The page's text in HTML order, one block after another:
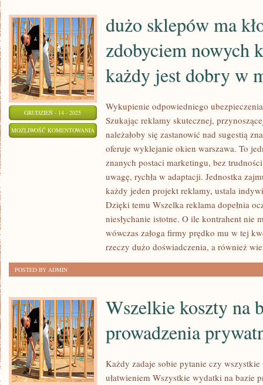
GRUDZIEŃ - 14 - 2025
MOŻLIWOŚĆ KOMENTOWANIA
SKLEPÓW
ZDOBYCIEM
NOWYCH
KLIENTÓW.
KAŻDY
JEST
dużo sklepów ma
zdobyciem nowych
każdy jest dobry w
Wykupienie odpowiedniego
Szukając reklamy skutecznej,
należałoby się zastanowić nad sugestią
oferuje wyklejanie okien warszawa. To
znanych postaci marketingu, bez
uwagę, rychła w adaptacji. Jednostka
każdy jeden projekt reklamy, ustala
Dzięki temu Wszelka reklama dopełnia
niesłychanie istotne. O ile kontrahent nie
wówczas załoga firmy prędko mu w tej
rzeczy dużo doświadczenia, a również
POSTED BY ADMIN
Wszelkie koszty na
prowadzenia
Każdy zadaje sobie pytanie czy
ułatwieniem Wszystkie wydatki na bazie